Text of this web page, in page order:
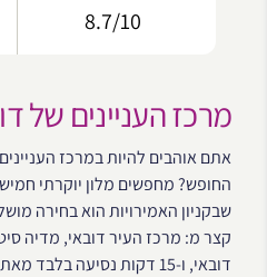
8.7/10
מרכז העניינים של
אתם אוהבים להיות במרכז
החופש? מחפשים מלון יוקרתי
שבקניון האמירויות הוא בחירה
קצר מ: מרכז העיר דובאי, מדיה
דובאי, ו-15 דקות נסיעה בלבד מאתרים מפופולריים, כולל